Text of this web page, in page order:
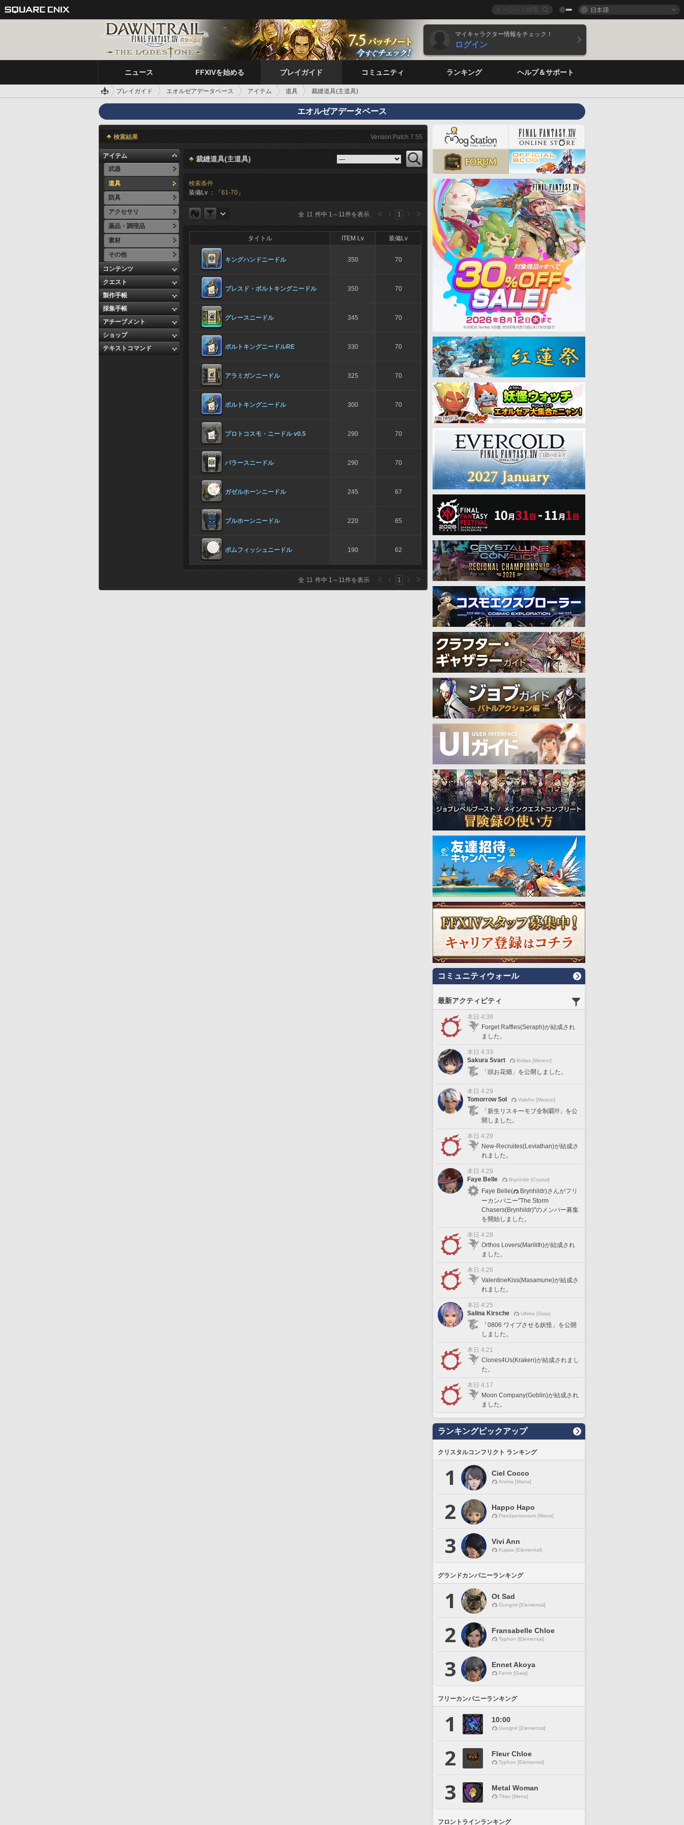
日本語
マイキャラクター情報をチェック！
ログイン
ニュース FFXIVを始める プレイガイド コミュニティ ランキング ヘルプ＆サポート
プレイガイド エオルゼアデータベース アイテム 道具 裁縫道具(主道具)
エオルゼアデータベース
検索結果 Version:Patch 7.55
アイテム
武器
道具
防具
アクセサリ
薬品・調理品
素材
その他
コンテンツ
クエスト
製作手帳
採集手帳
アチーブメント
ショップ
テキストコマンド
裁縫道具(主道具)
検索条件
装備Lv ：「 61-70 」
全 11 件中 1 ～ 11件を表示 1
タイトル ITEM Lv 装備Lv
キングハンドニードル 350 70
ブレスド・ボルトキングニードル 350 70
グレースニードル 345 70
ボルトキングニードルRE 330 70
アラミガンニードル 325 70
ボルトキングニードル 300 70
プロトコスモ・ニードル v0.5 290 70
パラースニードル 290 70
ガゼルホーンニードル 245 67
ブルホーンニードル 220 65
ボムフィッシュニードル 190 62
全 11 件中 1 ～ 11件を表示 1
コミュニティウォール
最新アクティビティ
本日 4:39
Forget Raffles(Seraph)が結成され
ました。
本日 4:33
Sakura Svart
Belias [Meteor]
「頭お花畑」を公開しました。
本日 4:29
Tomorrow Sol
Valefor [Meteor]
「新生リスキーモブ全制覇!!!」を公
開しました。
本日 4:29
New-Recruites(Leviathan)が結成さ
れました。
本日 4:29
Faye Belle
Brynhildr [Crystal]
Faye Belle(
Brynhildr)さんがフリ
ーカンパニー"The Storm
Chasers(Brynhildr)"のメンバー募集
を開始しました。
本日 4:28
Orthos Lovers(Marilith)が結成され
ました。
本日 4:26
ValentineKiss(Masamune)が結成さ
れました。
本日 4:25
Salina Kirsche
Ultima [Gaia]
「0806 ワイプさせる妖怪」を公開
しました。
本日 4:21
Clones4Us(Kraken)が結成されまし
た。
本日 4:17
Moon Company(Goblin)が結成され
ました。
ランキングピックアップ
クリスタルコンフリクト ランキング
1 Ciel Cocco
Anima [Mana]
2 Happo Hapo
Pandaemonium [Mana]
3 Vivi Ann
Kujata [Elemental]
グランドカンパニーランキング
1 Ot Sad
Gungnir [Elemental]
2 Fransabelle Chloe
Typhon [Elemental]
3 Ennet Akoya
Fenrir [Gaia]
フリーカンパニーランキング
1 10:00
Gungnir [Elemental]
2 Fleur Chloe
Typhon [Elemental]
3 Metal Woman
Titan [Mana]
フロントラインランキング